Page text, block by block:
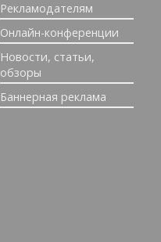
Рекламодателям
Онлайн-конференции
Новости, статьи,
обзоры
Баннерная реклама